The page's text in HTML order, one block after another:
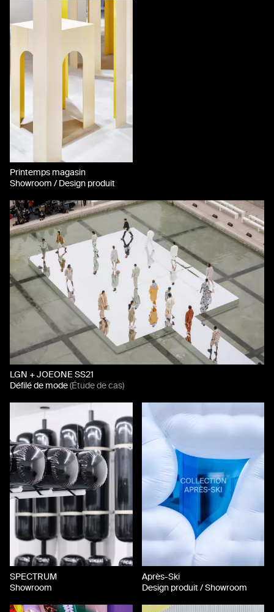
Printemps magasin
Showroom / Design produit
LGN + JOEONE SS21
Défilé de mode(Étude de cas)
SPECTRUM
Showroom
Après-Ski
Design produit / Showroom